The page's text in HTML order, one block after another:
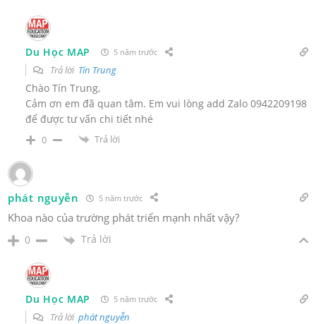
Du Học MAP 5 năm trước
Trả lời Tín Trung
Chào Tín Trung,
Cảm ơn em đã quan tâm. Em vui lòng add Zalo 0942209198
để được tư vấn chi tiết nhé
0 Trả lời
phát nguyễn 5 năm trước
Khoa nào của trường phát triển mạnh nhất vậy?
0 Trả lời
Du Học MAP 5 năm trước
Trả lời phát nguyễn